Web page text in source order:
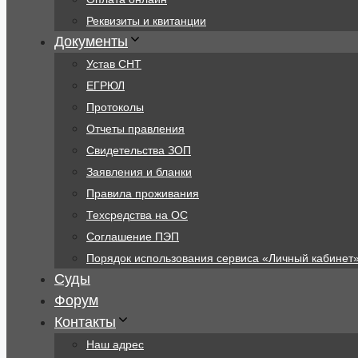
Реквизиты и квитанции
Документы
Устав СНТ
ЕГРЮЛ
Протоколы
Отчеты правления
Свидетельства ЗОП
Заявления и бланки
Правила проживания
Техсредства на ОС
Соглашение ПЭП
Порядок использования сервиса «Личный
Суды
Форум
Контакты
Наш адрес